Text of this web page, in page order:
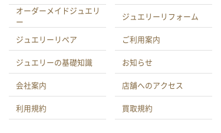
オーダーメイドジュエリ
ー
ジュエリーリフォーム
ジュエリーリペア ご利用案内
ジュエリーの基礎知識 お知らせ
会社案内 店舗へのアクセス
利用規約 買取規約